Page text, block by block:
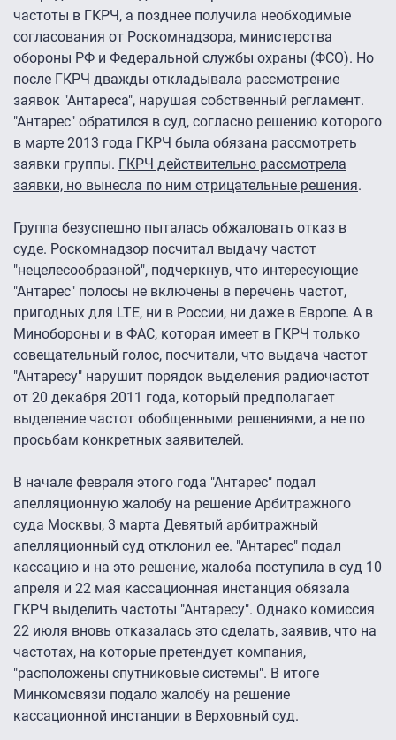
частоты в ГКРЧ, а позднее получила необходимые
согласования от Роскомнадзора, министерства
обороны РФ и Федеральной службы охраны (ФСО). Но
после ГКРЧ дважды откладывала рассмотрение
заявок "Антареса", нарушая собственный регламент.
"Антарес" обратился в суд, согласно решению которого
в марте 2013 года ГКРЧ была обязана рассмотреть
заявки группы. ГКРЧ действительно рассмотрела
заявки, но вынесла по ним отрицательные решения.
Группа безуспешно пыталась обжаловать отказ в
суде. Роскомнадзор посчитал выдачу частот
"нецелесообразной", подчеркнув, что интересующие
"Антарес" полосы не включены в перечень частот,
пригодных для LTE, ни в России, ни даже в Европе. А в
Минобороны и в ФАС, которая имеет в ГКРЧ только
совещательный голос, посчитали, что выдача частот
"Антаресу" нарушит порядок выделения радиочастот
от 20 декабря 2011 года, который предполагает
выделение частот обобщенными решениями, а не по
просьбам конкретных заявителей.
В начале февраля этого года "Антарес" подал
апелляционную жалобу на решение Арбитражного
суда Москвы, 3 марта Девятый арбитражный
апелляционный суд отклонил ее. "Антарес" подал
кассацию и на это решение, жалоба поступила в суд 10
апреля и 22 мая кассационная инстанция обязала
ГКРЧ выделить частоты "Антаресу". Однако комиссия
22 июля вновь отказалась это сделать, заявив, что на
частотах, на которые претендует компания,
"расположены спутниковые системы". В итоге
Минкомсвязи подало жалобу на решение
кассационной инстанции в Верховный суд.